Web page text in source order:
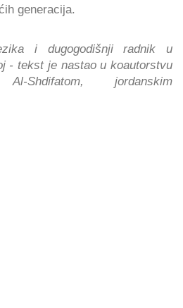
generacija.
i dugogodišnji radnik u
- tekst je nastao u koautorstvu
Shdifatom, jordanskim